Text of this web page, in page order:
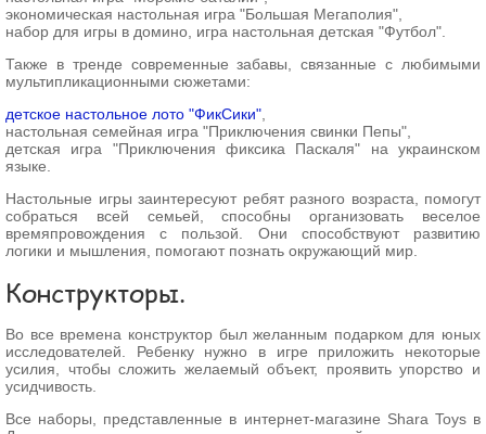
экономическая настольная игра "Большая Мегаполия",
набор для игры в домино, игра настольная детская "Футбол".
Также в тренде современные забавы, связанные с любимыми
мультипликационными сюжетами:
детское настольное лото "ФикСики"
настольная семейная игра "Приключения свинки Пепы",
детская игра "Приключения фиксика Паскаля" на украинском
языке.
Настольные игры заинтересуют ребят разного возраста, помогут
собраться всей семьей, способны организовать веселое
времяпровождения с пользой. Они способствуют развитию
логики и мышления, помогают познать окружающий мир.
Конструкторы.
Во все времена конструктор был желанным подарком для юных
исследователей. Ребенку нужно в игре приложить некоторые
усилия, чтобы сложить желаемый объект, проявить упорство и
усидчивость.
Все наборы, представленные в интернет-магазине Shara Toys в